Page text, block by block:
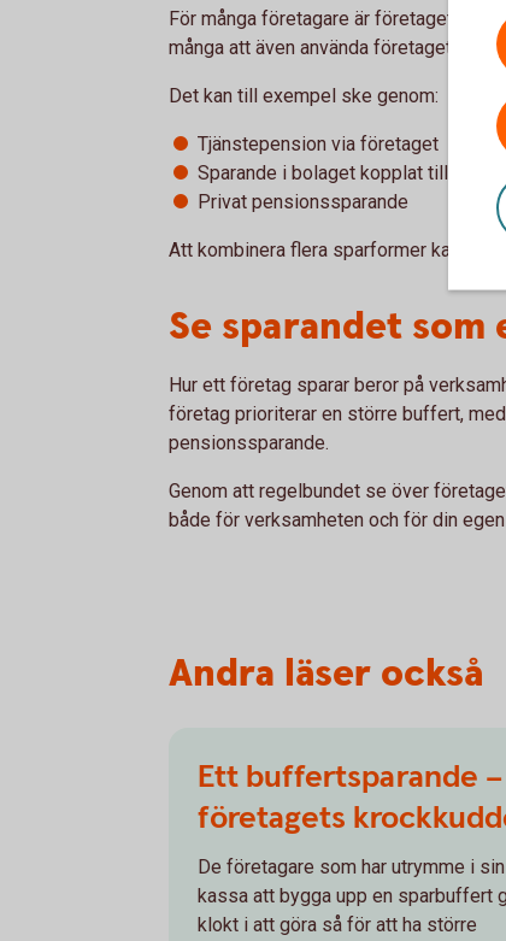
För många företagare är företaget en
många att även använda företaget för
Det kan till exempel ske genom:
Tjänstepension via företaget
Sparande i bolaget kopplat till
Privat pensionssparande
Att kombinera flera sparformer kan ge
Se sparandet
Hur ett företag sparar beror på
företag prioriterar en större buffert,
pensionssparande.
Genom att regelbundet se över
både för verksamheten och för din
Andra läser också
Ett buffertsparande –
företagets
De företagare som har utrymme i sin
kassa att bygga upp en sparbuffert
klokt i att göra så för att ha större